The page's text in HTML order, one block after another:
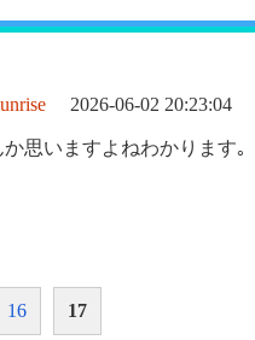
2026-06-02 20:23:04
思いますよねわかります｡
16 17